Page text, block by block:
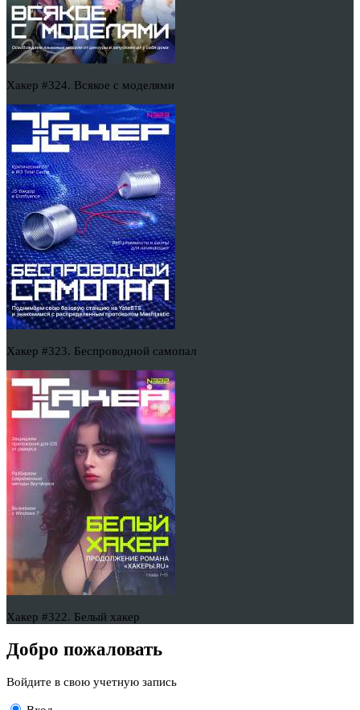
Хакер #324. Всякое с моделями
Хакер #323. Беспроводной самопал
Хакер #322. Белый хакер
Добро пожаловать
Войдите в свою учетную запись